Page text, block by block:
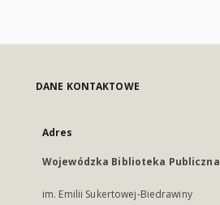
DANE KONTAKTOWE
Adres
Wojewódzka Biblioteka Publiczna
im. Emilii Sukertowej-Biedrawiny